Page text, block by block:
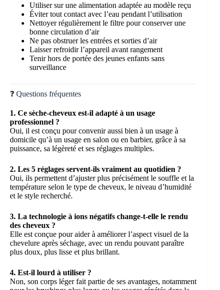
Utiliser sur une alimentation adaptée au modèle reçu
Éviter tout contact avec l’eau pendant l’utilisation
Nettoyer régulièrement le filtre pour conserver une
bonne circulation d’air
Ne pas obstruer les entrées et sorties d’air
Laisser refroidir l’appareil avant rangement
Tenir hors de portée des jeunes enfants sans
surveillance
❓ Questions fréquentes
1. Ce sèche-cheveux est-il adapté à un usage
professionnel ?
Oui, il est conçu pour convenir aussi bien à un usage à
domicile qu’à un usage en salon ou en barbier, grâce à sa
puissance, sa légèreté et ses réglages multiples.
2. Les 5 réglages servent-ils vraiment au quotidien ?
Oui, ils permettent d’ajuster plus précisément le souffle et la
température selon le type de cheveux, le niveau d’humidité
et le style recherché.
3. La technologie à ions négatifs change-t-elle le rendu
des cheveux ?
Elle est conçue pour aider à améliorer l’aspect visuel de la
chevelure après séchage, avec un rendu pouvant paraître
plus doux, plus lisse et plus brillant.
4. Est-il lourd à utiliser ?
Non, son corps léger fait partie de ses avantages, notamment